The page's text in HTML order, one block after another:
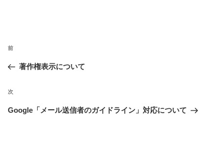
ナ
ゲ
ー
前
の
稿
前
著作権表示について
次
の
次
Google「メール送信者のガイドライン」対応について